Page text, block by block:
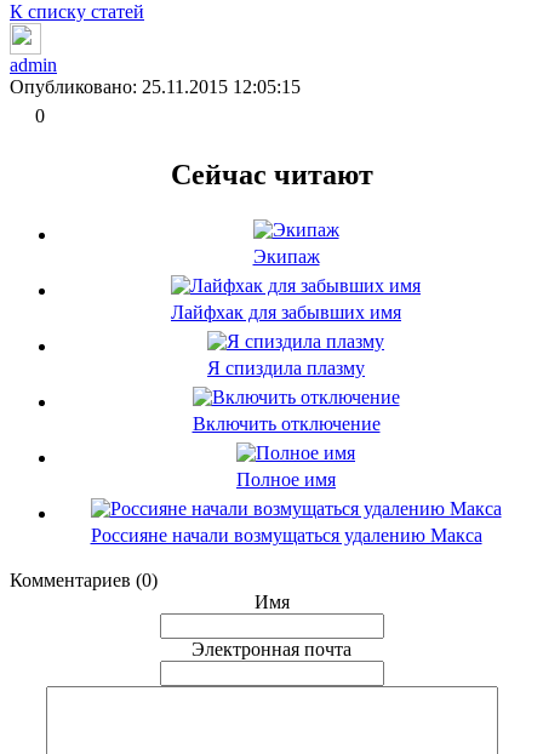
К списку статей
admin
Опубликовано: 25.11.2015 12:05:15
0
Сейчас читают
Экипаж
Лайфхак для забывших имя
Я спиздила плазму
Включить отключение
Полное имя
Россияне начали возмущаться удалению Макса
Комментариев (0)
Имя
Электронная почта